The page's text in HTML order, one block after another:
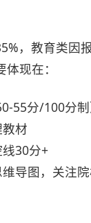
，教育类因
现在：
55分/100分制
材
30分+
导图，关注院